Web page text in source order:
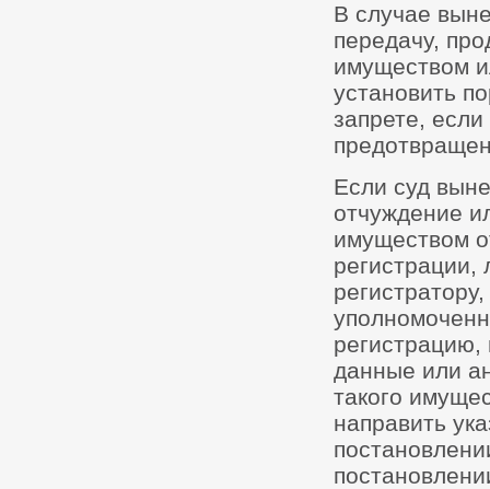
В случае
передачу,
имуществом
установить
запрете,
Если суд
отчуждение
имуществом
данные или
такого
направить